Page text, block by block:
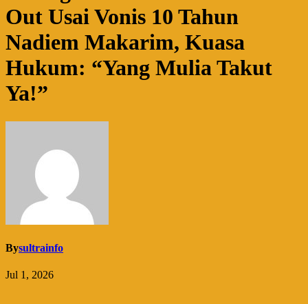
Out Usai Vonis 10 Tahun
Nadiem Makarim, Kuasa
Hukum: “Yang Mulia Takut
Ya!”
Bysultrainfo
Jul 1, 2026